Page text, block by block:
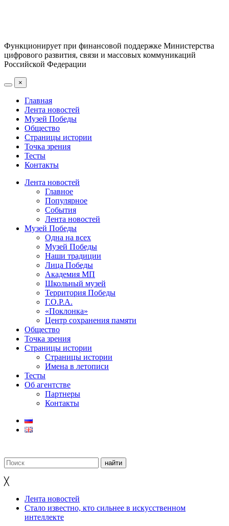
Функционирует при финансовой поддержке Министерства
цифрового развития, связи и массовых коммуникаций
Российской Федерации
×
Главная
Лента новостей
Музей Победы
Общество
Страницы истории
Точка зрения
Тесты
Контакты
Лента новостей
Главное
Популярное
События
Лента новостей
Музей Победы
Одна на всех
Музей Победы
Наши традиции
Лица Победы
Академия МП
Школьный музей
Территория Победы
Г.О.Р.А.
«Поклонка»
Центр сохранения памяти
Общество
Точка зрения
Страницы истории
Страницы истории
Имена в летописи
Тесты
Об агентстве
Партнеры
Контакты
╳
Лента новостей
Стало известно, кто сильнее в искусственном
интеллекте